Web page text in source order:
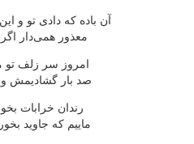
آن باده كه دادی تو و
معذور همی‌دار
امروز سر زلف تو
صد بار گشادیمش و
رندان خرابات
ماییم كه جاوید